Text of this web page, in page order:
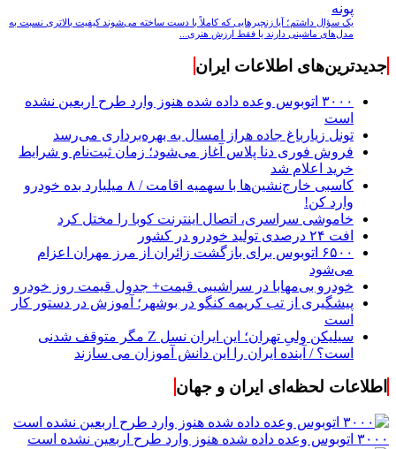
پونه
یک سؤال داشتم؛ آیا زنجیرهایی که کاملاً با دست ساخته می‌شوند کیفیت بالاتری نسبت به
مدل‌های ماشینی دارند یا فقط ارزش هنری...
جدیدترین‌های اطلاعات ایران
۳۰۰۰ اتوبوس وعده داده شده هنوز وارد طرح اربعین نشده
است
تونل زیارباغ جاده هراز امسال به بهره‌برداری می‌رسد
فروش فوری دنا پلاس آغاز می‌شود؛ زمان ثبت‌نام و شرایط
خرید اعلام شد
کاسبی خارج‌نشین‌ها با سهمیه اقامت / ۸ میلیارد بده خودرو
وارد کن!
خاموشی سراسری، اتصال اینترنت کوبا را مختل کرد
افت ۲۴ درصدی تولید خودرو در کشور
۶۵۰۰ اتوبوس برای بازگشت زائران از مرز مهران اعزام
می‌شود
خودرو بی‌مهابا در سراشیبی قیمت+ جدول قیمت روز خودرو
پیشگیری از تب کریمه کنگو در بوشهر؛ آموزش در دستور کار
است
سیلیکن ولیِ تهران؛ این ایران نسل Z مگر متوقف شدنی
است؟ / آینده ایران را این دانش آموزان می سازند
اطلاعات لحظه‌ای ایران و جهان
۳۰۰۰ اتوبوس وعده داده شده هنوز وارد طرح اربعین نشده است